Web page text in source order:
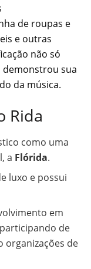
de roupas e
e outras
não só
sua
da música.
Rida
como uma
a Flórida.
luxo e possui
em
de
organizações de